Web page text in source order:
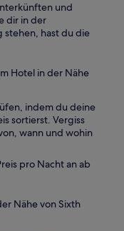
und
dir in der
stehen, hast du die
Hotel in der Nähe
indem du deine
sortierst. Vergiss
wann und wohin
pro Nacht an ab
Nähe von Sixth